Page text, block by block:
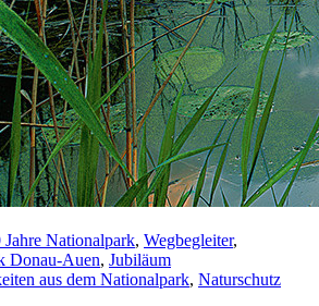
Jahre Nationalpark, Wegbegleiter,
Donau-Auen, Jubiläum
aus dem Nationalpark, Naturschutz